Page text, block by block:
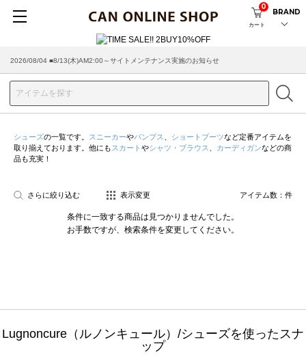
カート
0
BRAND
2026/08/04 ■8/13(木)AM2:00～サイトメンテナンス実施のお知らせ
シューズの一覧です。 スニーカーやパンプス ショートブーツなど定番アイテムを
取り揃えております。他にも スカート やシャツ・ブラウス カーディガンなどの商
品も充実！
さらに絞り込む 表示変更 アイテム数： 件
条件に一致する商品は見つかりませんでした。
お手数ですが、検索条件を変更してください。
Lugnoncure（ルノンキュール）/シューズを使ったスナ
ップ